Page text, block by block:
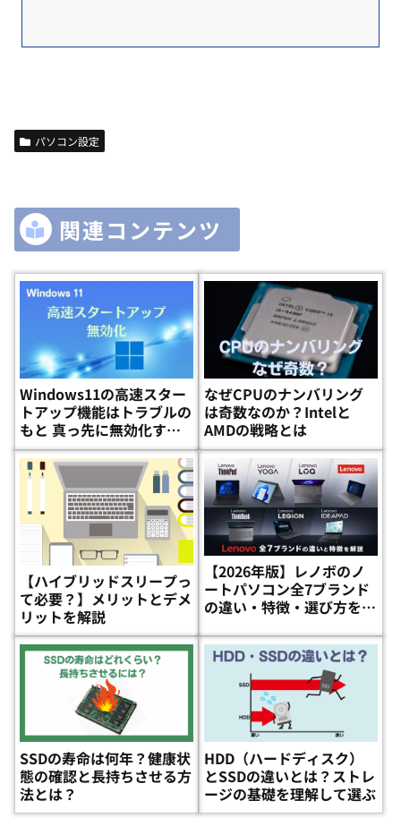
パソコン設定
関連コンテンツ
Windows11の高速スター
トアップ機能はトラブルの
もと 真っ先に無効化する
設定方法
なぜCPUのナンバリング
は奇数なのか？Intelと
AMDの戦略とは
【ハイブリッドスリープっ
て必要？】メリットとデメ
リットを解説
【2026年版】レノボのノ
ートパソコン全7ブランド
の違い・特徴・選び方を徹
SSDの寿命は何年？健康状
態の確認と長持ちさせる方
法とは？
HDD（ハードディスク）
とSSDの違いとは？ストレ
ージの基礎を理解して選ぶ